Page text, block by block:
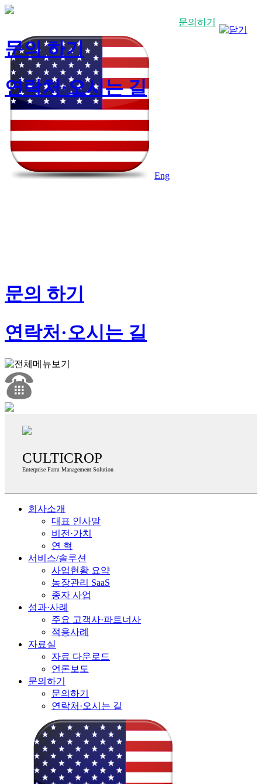
문의하기
Eng
문의 하기
연락처·오시는 길
문의 하기
연락처·오시는 길
CULTICROP
Enterprise Farm Management Solution
회사소개
대표 인사말
비전·가치
연 혁
서비스/솔루션
사업현황 요약
농장관리 SaaS
종자 사업
성과·사례
주요 고객사·파트너사
적용사례
자료실
자료 다운로드
언론보도
문의하기
문의하기
연락처·오시는 길